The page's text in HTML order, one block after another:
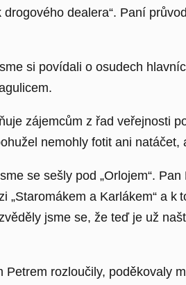
dealera“. Paní
si povídali o osudech
zájemcům z řad veřejnosti
nemohly fotit ani
se sešly pod „Orlojem“.
„Staromákem a Karlákem“ a
jsme se, že teď je už
Petrem rozloučily, poděkovaly